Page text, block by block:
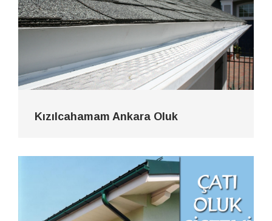
Kızılcahamam Ankara Oluk